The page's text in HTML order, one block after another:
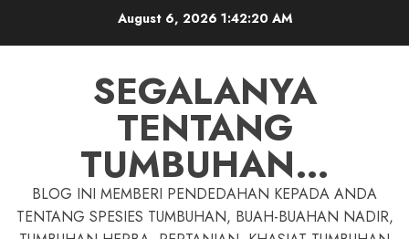
August 6, 20261:42:21 AM
SEGALANYA
TENTANG
TUMBUHAN…
BLOG INI MEMBERI PENDEDAHAN KEPADA ANDA
TENTANG SPESIES TUMBUHAN, BUAH-BUAHAN NADIR,